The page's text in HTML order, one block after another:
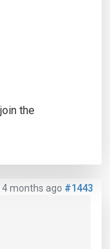
the
4 months ago #1443